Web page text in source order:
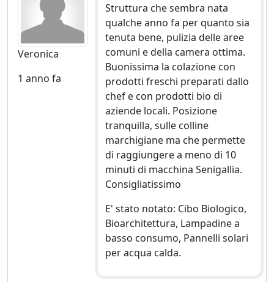
Veronica
1 anno fa
Struttura che sembra nata
qualche anno fa per quanto sia
tenuta bene, pulizia delle aree
comuni e della camera ottima.
Buonissima la colazione con
prodotti freschi preparati dallo
chef e con prodotti bio di
aziende locali. Posizione
tranquilla, sulle colline
marchigiane ma che permette
di raggiungere a meno di 10
minuti di macchina Senigallia.
Consigliatissimo
E' stato notato: Cibo Biologico,
Bioarchitettura, Lampadine a
basso consumo, Pannelli solari
per acqua calda.